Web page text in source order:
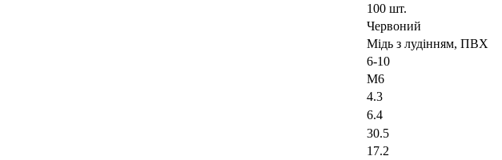
100 шт.
Червоний
Мідь з лудінням, ПВХ
6-10
M6
4.3
6.4
30.5
17.2